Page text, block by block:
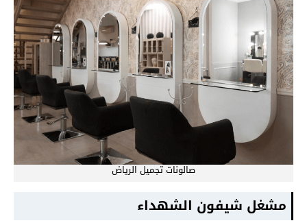
صالونات تجميل الرياض
مشغل شيفون الشهداء